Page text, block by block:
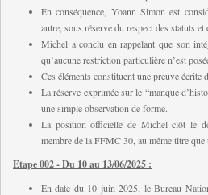
En conséquence, Yoann Simon est
autre, sous réserve du respect des statuts
Michel a conclu en rappelant que son
qu’aucune restriction particulière n’est
Ces éléments constituent une preuve écrite
La réserve exprimée sur le “manque
une simple observation de forme.
La position officielle de Michel clôt le
membre de la FFMC 30, au même titre que
Etape 002 - Du 10 au 13/06/2025 :
En date du 10 juin 2025, le Bureau